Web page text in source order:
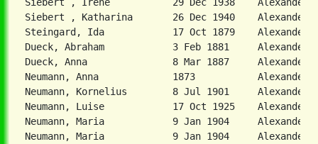
Siebert , Irene           29 Dec 1938
Siebert , Katharina       26 Dec 1940
Steingard, Ida            17 Oct 1879
Dueck, Abraham            3 Feb 1881     Alexander-
Dueck, Anna               8 Mar 1887     Alexander-
Neumann, Anna             1873
Neumann, Kornelius        8 Jul 1901
Neumann, Luise            17 Oct 1925
Neumann, Maria            9 Jan 1904
Neumann, Maria            9 Jan 1904